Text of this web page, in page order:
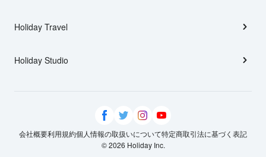
Holiday Travel
Holiday Studio
会社概要利用規約個人情報の取扱いについて特定商取引法に基づく表記
© 2026 Holiday Inc.